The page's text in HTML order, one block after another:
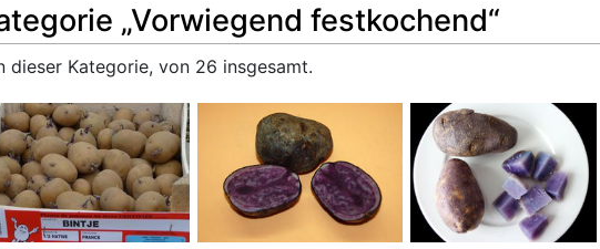
„Vorwiegend festkochend“
dieser Kategorie, von 26 insgesamt.